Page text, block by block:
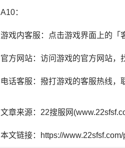
A10：
游戏内客服：点击游戏界面上的「
官方网站：访问游戏的官方网站，
电话客服：撥打游戏的客服热线，
文章来源：22搜服网
本文链接：https://www.22sfsf.com/